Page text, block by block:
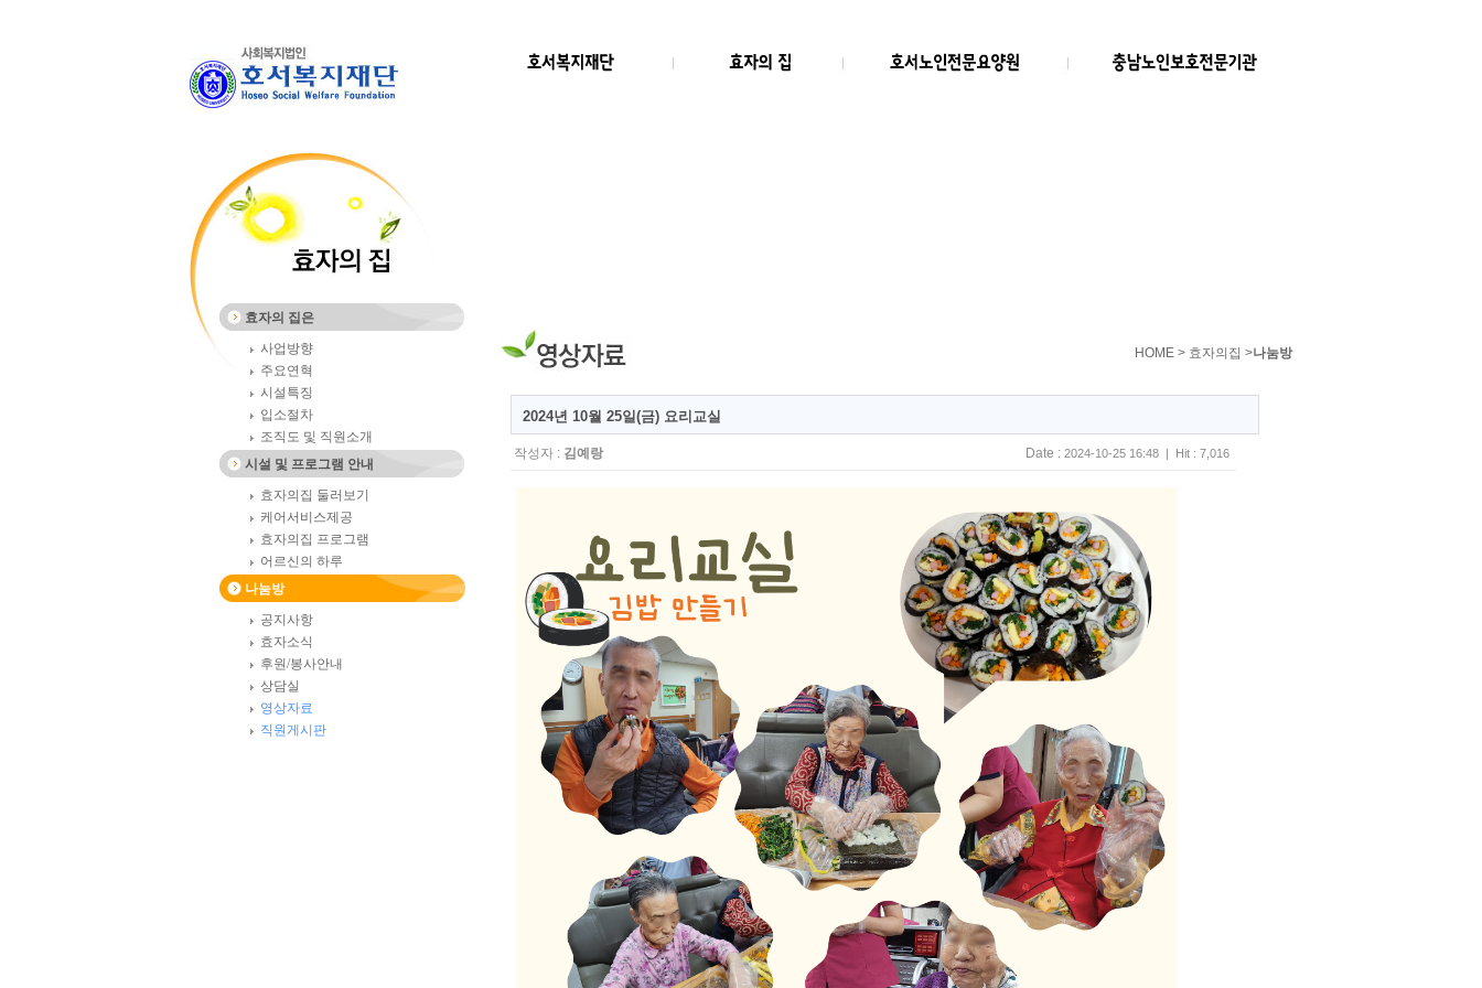
효자의 집은
사업방향
주요연혁
시설특징
입소절차
조직도 및 직원소개
시설 및 프로그램 안내
효자의집 둘러보기
케어서비스제공
효자의집 프로그램
어르신의 하루
나눔방
공지사항
효자소식
후원/봉사안내
상담실
영상자료
직원게시판
HOME > 효자의집 >나눔방
2024년 10월 25일(금) 요리교실
작성자 : 김예랑 Date : 2024-10-25 16:48 | Hit : 7,016